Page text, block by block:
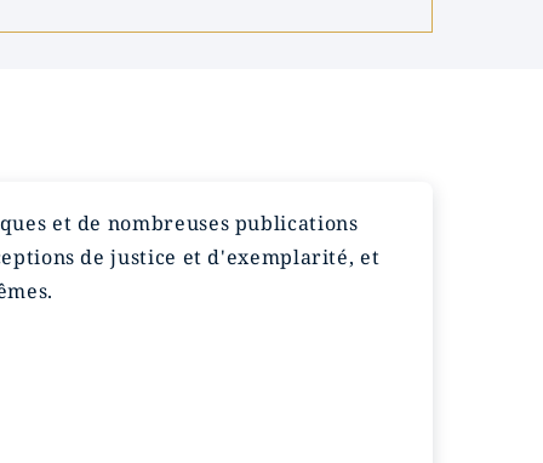
et de nombreuses publications
de justice et d'exemplarité, et